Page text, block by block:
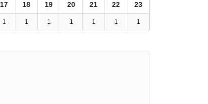
17 18 19 20 21 22 23
1 1 1 1 1 1 1